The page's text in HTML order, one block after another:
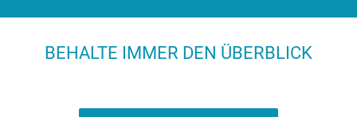
BEHALTE IMMER DEN ÜBERBLICK